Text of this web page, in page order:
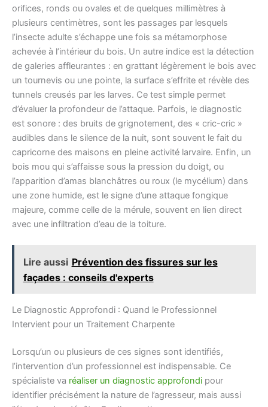
orifices, ronds ou ovales et de quelques millimètres à
plusieurs centimètres, sont les passages par lesquels
l’insecte adulte s’échappe une fois sa métamorphose
achevée à l’intérieur du bois. Un autre indice est la détection
de galeries affleurantes : en grattant légèrement le bois avec
un tournevis ou une pointe, la surface s’effrite et révèle des
tunnels creusés par les larves. Ce test simple permet
d’évaluer la profondeur de l’attaque. Parfois, le diagnostic
est sonore : des bruits de grignotement, des « cric-cric »
audibles dans le silence de la nuit, sont souvent le fait du
capricorne des maisons en pleine activité larvaire. Enfin, un
bois mou qui s’affaisse sous la pression du doigt, ou
l’apparition d’amas blanchâtres ou roux (le mycélium) dans
une zone humide, est le signe d’une attaque fongique
majeure, comme celle de la mérule, souvent en lien direct
avec une infiltration d’eau de la toiture.
Lire aussi Prévention des fissures sur les
façades : conseils d'experts
Le Diagnostic Approfondi : Quand le Professionnel
Intervient pour un Traitement Charpente
Lorsqu’un ou plusieurs de ces signes sont identifiés,
l’intervention d’un professionnel est indispensable. Ce
spécialiste va réaliser un diagnostic approfondi pour
identifier précisément la nature de l’agresseur, mais aussi